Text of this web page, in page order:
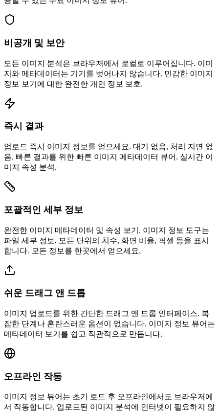
비공개 및 보안
모든 이미지 분석은 브라우저에서 로컬로 이루어집니다. 이미
지와 메타데이터는 기기를 벗어나지 않습니다. 민감한 이미지
정보 보기에 대한 완전한 개인 정보 보호.
즉시 결과
업로드 즉시 이미지 정보를 얻으세요. 대기 없음, 처리 지연 없
음. 빠른 결과를 위한 빠른 이미지 메타데이터 뷰어. 실시간 이
미지 속성 분석.
포괄적인 세부 정보
완전한 이미지 메타데이터 및 속성 보기. 이미지 정보 도구는
파일 세부 정보, 모든 단위의 치수, 화면 비율, 픽셀 등을 표시
합니다. 모든 정보를 한곳에서 얻으세요.
쉬운 드래그 앤 드롭
이미지 업로드를 위한 간단한 드래그 앤 드롭 인터페이스. 복
잡한 단계나 혼란스러운 옵션이 없습니다. 이미지 정보 뷰어는
메타데이터 보기를 쉽고 직관적으로 만듭니다.
오프라인 작동
이미지 정보 뷰어는 초기 로드 후 오프라인에서도 브라우저에
서 작동합니다. 업로드된 이미지 분석에 인터넷이 필요하지 않